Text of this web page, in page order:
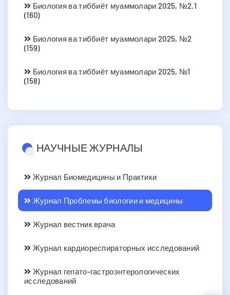
Биология ва тиббиёт муаммолари 2025, №2.1
(160)
Биология ва тиббиёт муаммолари 2025, №2
(159)
Биология ва тиббиёт муаммолари 2025, №1
(158)
НАУЧНЫЕ ЖУРНАЛЫ
Журнал Биомедицины и Практики
Журнал Проблемы биологии и медицины
Журнал вестник врача
Журнал кардиореспираторных исследований
Журнал гепато-гастроэнтерологических
исследований